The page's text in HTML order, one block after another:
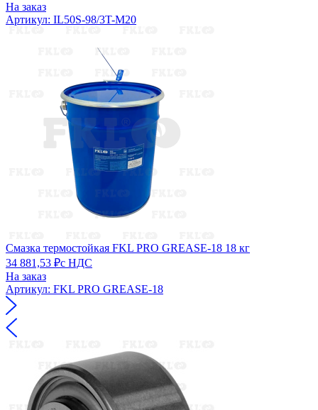
На заказ
Артикул: IL50S-98/3T-M20
Смазка термостойкая FKL PRO GREASE-18 18 кг
34 881,53 ₽с НДС
На заказ
Артикул: FKL PRO GREASE-18